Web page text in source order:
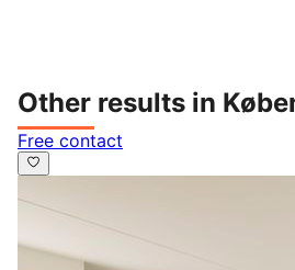
Other results in
Free contact